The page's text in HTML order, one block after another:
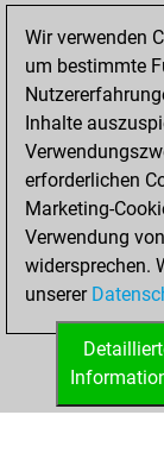
Wir verwenden
um bestimmte
Inhalte
erforderlichen
Marketing-
Verwendung
widersprechen.
unserer